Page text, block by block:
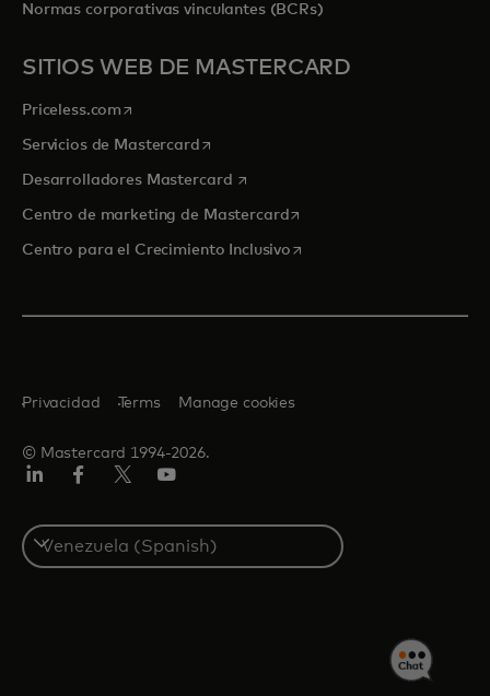
Normas corporativas vinculantes (BCRs)
SITIOS WEB DE MASTERCARD
Priceless.com se abre en una pestaña nueva
Servicios de Mastercardse abre en una pestaña nueva
Desarrolladores Mastercard se abre en una pestaña nueva
Centro de marketing de Mastercardse abre en una pestaña
Centro para el Crecimiento Inclusivose abre en una pestaña
© Mastercard 1994-2026.
Privacidad Terms Manage cookies
Select
a
country